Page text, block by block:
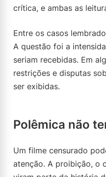
crítica, e ambas as
Entre os casos
A questão foi a
seriam recebidas. Em
restrições e disputas
ser exibidas.
Polêmica não
Um filme censurado
atenção. A proibição, o